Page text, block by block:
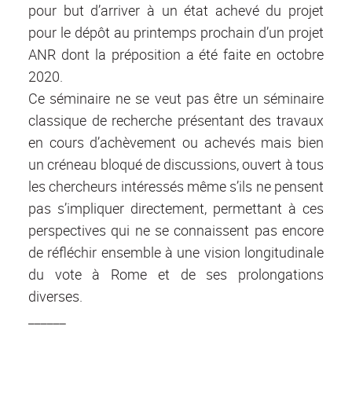
pour but d’arriver à un état achevé du projet
pour le dépôt au printemps prochain d’un projet
ANR dont la préposition a été faite en octobre
2020.
Ce séminaire ne se veut pas être un séminaire
classique de recherche présentant des travaux
en cours d’achèvement ou achevés mais bien
un créneau bloqué de discussions, ouvert à tous
les chercheurs intéressés même s’ils ne pensent
pas s’impliquer directement, permettant à ces
perspectives qui ne se connaissent pas encore
de réfléchir ensemble à une vision longitudinale
du vote à Rome et de ses prolongations
diverses.